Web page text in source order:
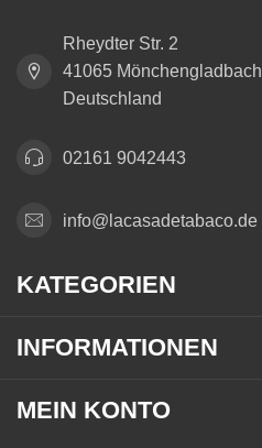
Rheydter Str. 2
41065 Mönchengladbach
Deutschland
02161 9042443
info@lacasadetabaco.de
KATEGORIEN
INFORMATIONEN
MEIN KONTO